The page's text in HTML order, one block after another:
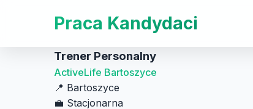
Praca Kandydaci
Trener Personalny
ActiveLife Bartoszyce
📍 Bartoszyce
💼 Stacjonarna